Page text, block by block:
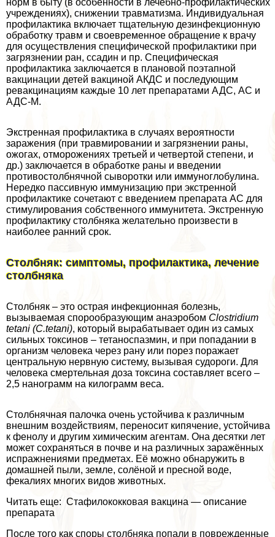
норм в быту (в особенности в лечебно-профилактических
учреждениях), снижении травматизма. Индивидуальная
профилактика включает тщательную дезинфекционную
обработку травм и своевременное обращение к врачу
для осуществления специфической профилактики при
загрязнении ран, ссадин и пр. Специфическая
профилактика заключается в плановой поэтапной
вакцинации детей вакциной АКДС и последующим
ревакцинациям каждые 10 лет препаратами АДС, АС и
АДС-М.
Экстренная профилактика в случаях вероятности
заражения (при травмировании и загрязнении раны,
ожогах, отморожениях третьей и четвертой степени, и
др.) заключается в обработке раны и введении
противостолбнячной сыворотки или иммуноглобулина.
Нередко пассивную иммунизацию при экстренной
профилактике сочетают с введением препарата АС для
стимулирования собственного иммунитета. Экстренную
профилактику столбняка желательно произвести в
наиболее ранний срок.
Столбняк: симптомы, профилактика, лечение
столбняка
Столбняк – это острая инфекционная болезнь,
вызываемая спорообразующим анаэробом Clostridium
tetani (C.tetani), который выpaбатывает один из самых
сильных токсинов – тетаноспазмин, и при попадании в
организм человека через рану или порез поражает
центральную нервную систему, вызывая судороги. Для
человека cмepтельная доза токсина составляет всего –
2,5 нанограмм на килограмм веса.
Столбнячная палочка очень устойчива к различным
внешним воздействиям, переносит кипячение, устойчива
к фенолу и другим химическим агентам. Она десятки лет
может сохраняться в почве и на различных заражённых
испpaжнeниями предметах. Её можно обнаружить в
домашней пыли, земле, солёной и пресной воде,
фекалиях многих видов животных.
Читать еще: Стафилококковая вакцина — описание
препарата
После того как споры столбняка попали в поврежденные